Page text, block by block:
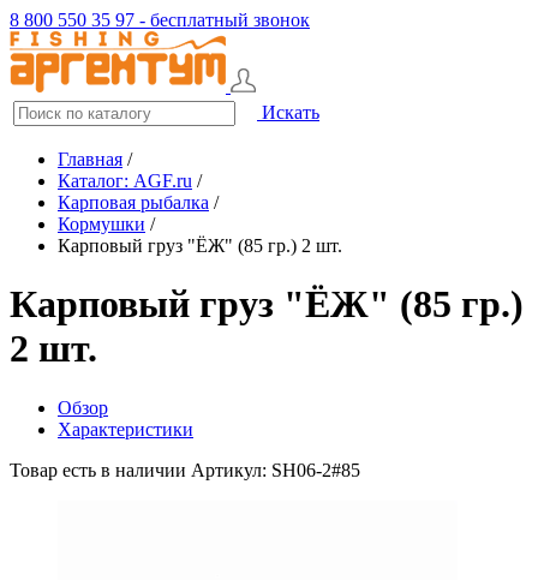
8 800 550 35 97 - бесплатный звонок
Искать
Главная /
Каталог: AGF.ru /
Карповая рыбалка /
Кормушки /
Карповый груз "ЁЖ" (85 гр.) 2 шт.
Карповый груз "ЁЖ" (85 гр.)
2 шт.
Обзор
Характеристики
Товар есть в наличии Артикул: SH06-2#85